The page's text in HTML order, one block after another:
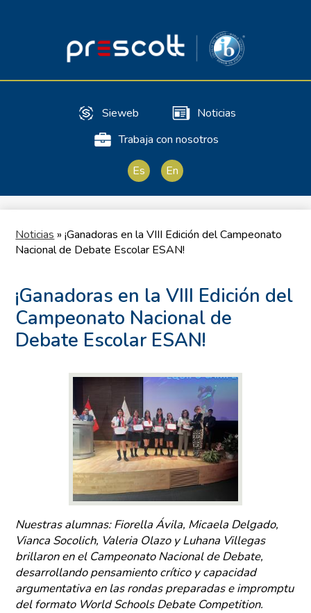
main
content
Propuesta Educativa
Cambridge
Vida Escolar
Sieweb
Noticias
Trabaja con nosotros
Es En
Noticias » ¡Ganadoras en la VIII Edición del Campeonato
Nacional de Debate Escolar ESAN!
¡Ganadoras en la VIII Edición del
Campeonato Nacional de
Debate Escolar ESAN!
Nuestras alumnas: Fiorella Ávila, Micaela Delgado,
Vianca Socolich, Valeria Olazo y Luhana Villegas
brillaron en el Campeonato Nacional de Debate,
desarrollando pensamiento crítico y capacidad
argumentativa en las rondas preparadas e impromptu
del formato World Schools Debate Competition.